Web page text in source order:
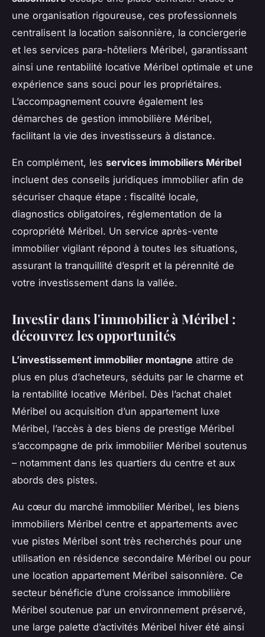
une organisation rigoureuse, ces professionnels
centralisent la location saisonnière, la conciergerie
et les services para-hôteliers Méribel, garantissant
ainsi une rentabilité locative Méribel optimale et une
expérience sans souci pour les propriétaires.
L’accompagnement couvre également les
démarches de gestion immobilière Méribel,
facilitant la vie des investisseurs à distance.
En complément, les services immobiliers Méribel
incluent des conseils juridiques immobilier afin de
sécuriser chaque étape : fiscalité locale,
diagnostics obligatoires, réglementation de la
copropriété Méribel. Un service après-vente
immobilier vigilant répond à toutes les situations,
assurant la tranquillité d’esprit et la pérennité de
votre investissement dans la vallée.
Investir dans l'immobilier à Méribel :
découvrez les opportunités
L’investissement immobilier montagne attire de
plus en plus d’acheteurs, séduits par le charme et
la rentabilité locative Méribel. Dès l’achat chalet
Méribel ou acquisition d’un appartement luxe
Méribel, l’accès à des biens de prestige Méribel
s’accompagne de prix immobilier Méribel soutenus
– notamment dans les quartiers du centre et aux
abords des pistes.
Au cœur du marché immobilier Méribel, les biens
immobiliers Méribel centre et appartements avec
vue pistes Méribel sont très recherchés pour une
utilisation en résidence secondaire Méribel ou pour
une location appartement Méribel saisonnière. Ce
secteur bénéficie d’une croissance immobilière
Méribel soutenue par un environnement préservé,
une large palette d’activités Méribel hiver été ainsi